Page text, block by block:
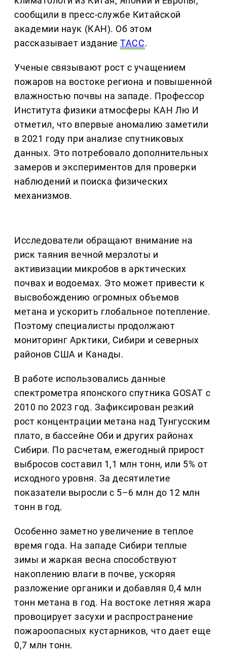
сообщили в пресс-службе Китайской
академии наук (КАН). Об этом
рассказывает изданиеТАСС.
Ученые связывают рост с учащением
пожаров на востоке региона и повышенной
влажностью почвы на западе. Профессор
Института физики атмосферы КАН Лю И
отметил, что впервые аномалию заметили
в 2021 году при анализе спутниковых
данных. Это потребовало дополнительных
замеров и экспериментов для проверки
наблюдений и поиска физических
механизмов.
Исследователи обращают внимание на
риск таяния вечной мерзлоты и
активизации микробов в арктических
почвах и водоемах. Это может привести к
высвобождению огромных объемов
метана и ускорить глобальное потепление.
Поэтому специалисты продолжают
мониторинг Арктики, Сибири и северных
районов США и Канады.
В работе использовались данные
спектрометра японского спутника GOSAT с
2010 по 2023 год. Зафиксирован резкий
рост концентрации метана над Тунгусским
плато, в бассейне Оби и других районах
Сибири. По расчетам, ежегодный прирост
выбросов составил 1,1 млн тонн, или 5% от
исходного уровня. За десятилетие
показатели выросли с 5–6 млн до 12 млн
тонн в год.
Особенно заметно увеличение в теплое
время года. На западе Сибири теплые
зимы и жаркая весна способствуют
накоплению влаги в почве, ускоряя
разложение органики и добавляя 0,4 млн
тонн метана в год. На востоке летняя жара
провоцирует засухи и распространение
пожароопасных кустарников, что дает еще
0,7 млн тонн.